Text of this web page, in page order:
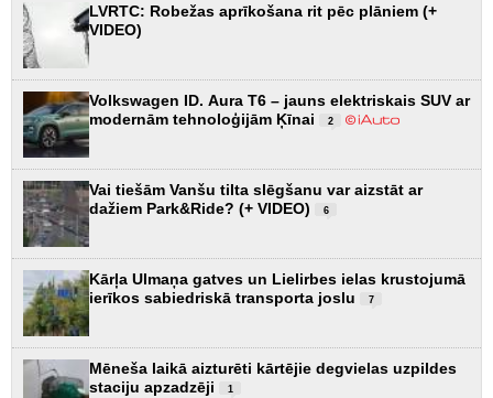
LVRTC: Robežas aprīkošana rit pēc plāniem (+
VIDEO)
Volkswagen ID. Aura T6 – jauns elektriskais SUV ar
modernām tehnoloģijām Ķīnai
2
Vai tiešām Vanšu tilta slēgšanu var aizstāt ar
dažiem Park&Ride? (+ VIDEO)
6
Kārļa Ulmaņa gatves un Lielirbes ielas krustojumā
ierīkos sabiedriskā transporta joslu
7
Mēneša laikā aizturēti kārtējie degvielas uzpildes
staciju apzadzēji
1